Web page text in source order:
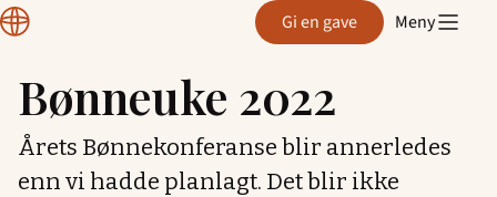
Hopp
til
innhold
Normisjon
Hordaland
Gi en gave Meny
Bønneuke 2022
Årets Bønnekonferanse blir annerledes
enn vi hadde planlagt. Det blir ikke